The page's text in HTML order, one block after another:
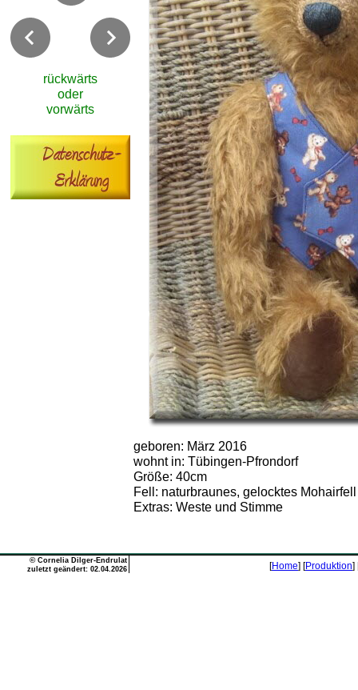
rückwärts
oder
vorwärts
geboren: März 2016
wohnt in: Tübingen-Pfrondorf
Größe: 40cm
Fell: naturbraunes, gelocktes Mohairfell
Extras: Weste und Stimme
©Cornelia Dilger-Endrulat
zuletzt geändert: 02.04.2026
[Home] [Produktion]